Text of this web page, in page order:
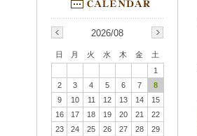
2026/08
日 月 火 水 木 金
土
1
2
3 4 5 6 7
8
9
10 11 12 13 14
15
16
17 18 19 20 21
22
23
24 25 26 27 28
29